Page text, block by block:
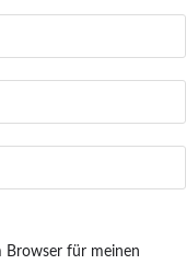
Browser für meinen